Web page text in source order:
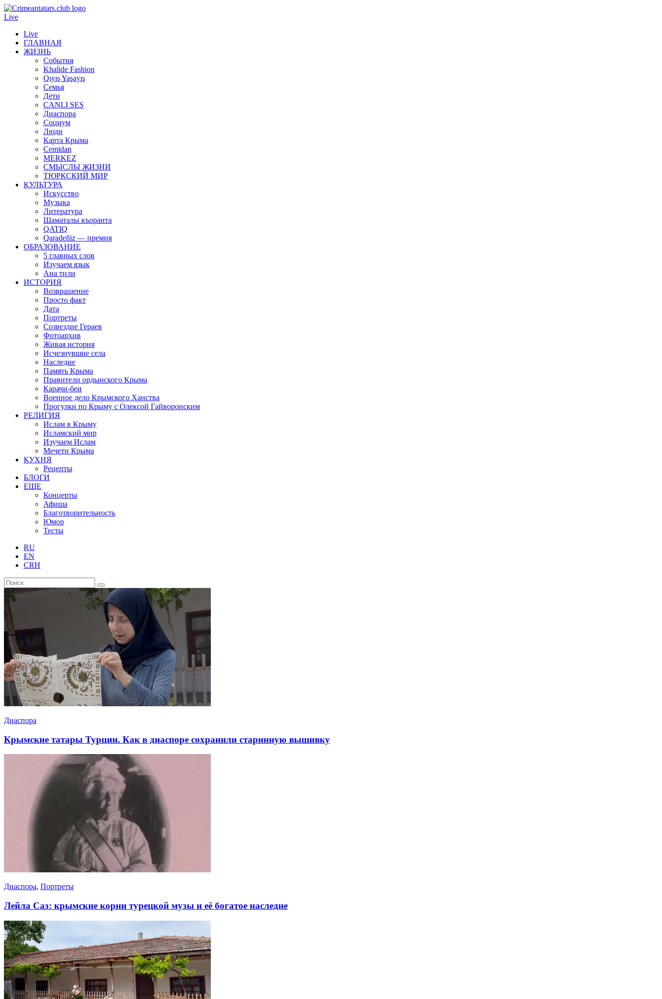
Live
Live
ГЛАВНАЯ
ЖИЗНЬ
События
Khalide Fashion
Qıyış Yaşayış
Семья
Дети
CANLI SES
Диаспора
Социум
Люди
Карта Крыма
Cemidan
МERKEZ
СМЫСЛЫ ЖИЗНИ
ТЮРКСКИЙ МИР
КУЛЬТУРА
Искусство
Музыка
Литература
Шаматалы къоранта
QATIQ
Qaradeñiz — премия
ОБРАЗОВАНИЕ
5 главных слов
Изучаем язык
Ана тили
ИСТОРИЯ
Возвращение
Просто факт
Дата
Портреты
Созвездие Гераев
Фотоархив
Живая история
Исчезнувшие села
Наследие
Память Крыма
Правители ордынского Крыма
Карачи-беи
Военное дело Крымского Ханства
Прогулки по Крыму с Олексой Гайворонским
РЕЛИГИЯ
Ислам в Крыму
Исламский мир
Изучаем Ислам
Мечети Крыма
КУХНЯ
Рецепты
БЛОГИ
ЕЩЕ
Концерты
Афиша
Благотворительность
Юмор
Тесты
RU
EN
CRH
Диаспора
Крымские татары Турции. Как в диаспоре сохранили старинную вышивку
Диаспора, Портреты
Лейла Саз: крымские корни турецкой музы и её богатое наследие